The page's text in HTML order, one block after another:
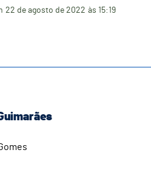
22 de agosto de 2022 às 15:19